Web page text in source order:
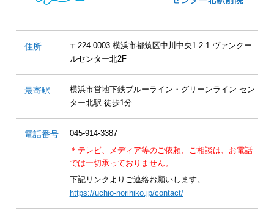
住所
〒224-0003 横浜市都筑区中川中央1-2-1 ヴァンクー
ルセンター北2F
最寄駅
横浜市営地下鉄ブルーライン・グリーンライン セン
ター北駅 徒歩1分
電話番号
045-914-3387
＊テレビ、メディア等のご依頼、ご相談は、 お電話
では一切承っておりません。
下記リンクよりご連絡お願いします。
https://uchio-norihiko.jp/contact/